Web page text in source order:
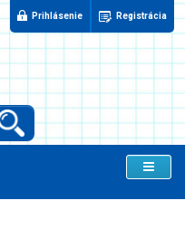
Prihlásenie Registrácia